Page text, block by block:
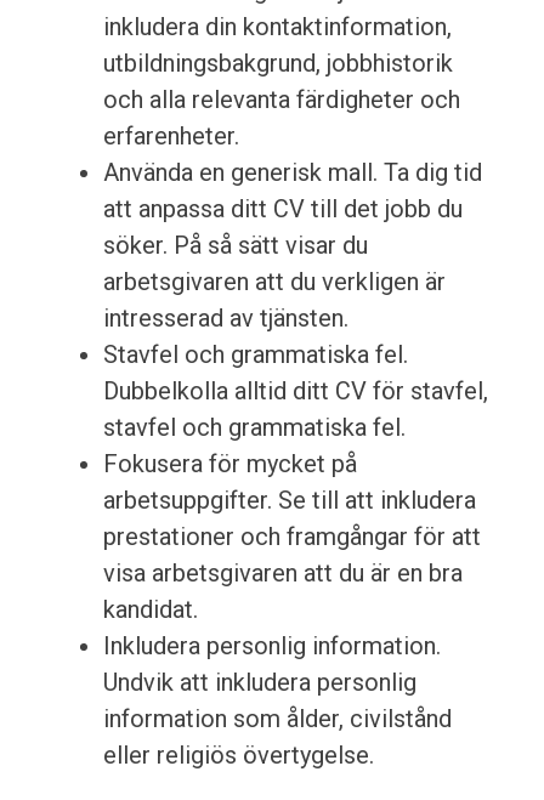
inkludera din kontaktinformation,
utbildningsbakgrund, jobbhistorik
och alla relevanta färdigheter och
erfarenheter.
Använda en generisk mall. Ta dig tid
att anpassa ditt CV till det jobb du
söker. På så sätt visar du
arbetsgivaren att du verkligen är
intresserad av tjänsten.
Stavfel och grammatiska fel.
Dubbelkolla alltid ditt CV för stavfel,
stavfel och grammatiska fel.
Fokusera för mycket på
arbetsuppgifter. Se till att inkludera
prestationer och framgångar för att
visa arbetsgivaren att du är en bra
kandidat.
Inkludera personlig information.
Undvik att inkludera personlig
information som ålder, civilstånd
eller religiös övertygelse.